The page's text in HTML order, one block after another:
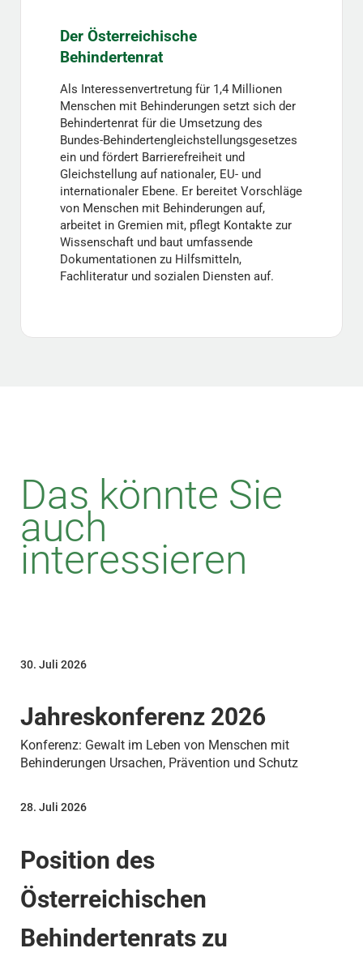
Der Österreichische
Behindertenrat
Als Interessenvertretung für 1,4 Millionen
Menschen mit Behinderungen setzt sich der
Behindertenrat für die Umsetzung des
Bundes-Behindertengleichstellungsgesetzes
ein und fördert Barrierefreiheit und
Gleichstellung auf nationaler, EU- und
internationaler Ebene. Er bereitet Vorschläge
von Menschen mit Behinderungen auf,
arbeitet in Gremien mit, pflegt Kontakte zur
Wissenschaft und baut umfassende
Dokumentationen zu Hilfsmitteln,
Fachliteratur und sozialen Diensten auf.
Das könnte Sie
auch
interessieren
Jahreskonferenz 2026
30. Juli 2026
Konferenz: Gewalt im Leben von Menschen mit
Behinderungen Ursachen, Prävention und Schutz
Position des
Österreichischen
Behindertenrats zu
28. Juli 2026